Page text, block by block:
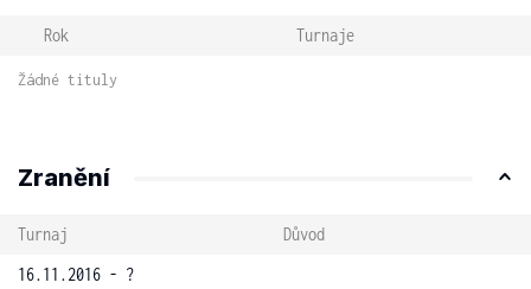
Rok Turnaje
Žádné tituly
Zranění
Turnaj
Důvod
16.11.2016 - ?